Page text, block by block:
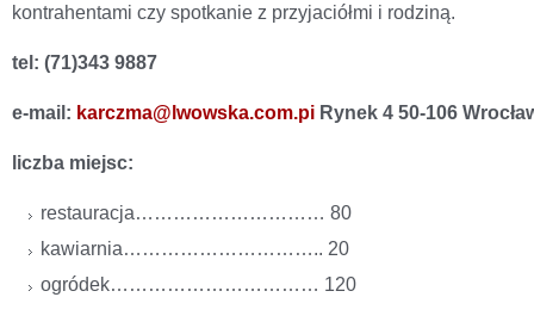
kontrahentami czy spotkanie z przy­jaciółmi i rodziną.
tel: (71)343 9887
e-mail: karczma@lwowska.com.pi Rynek 4 50-106
liczba miejsc:
restauracja………………………… 80
kawiarnia………………………….. 20
ogródek…………………………… 120